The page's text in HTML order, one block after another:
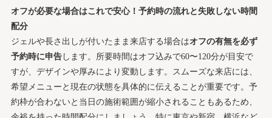
オフが必要な場合はこれで安心！予約時の流れと失敗しない時間
配分
ジェルや長さ出しが付いたまま来店する場合はオフの有無を必ず
予約時に申告します。所要時間はオフ込みで60〜120分が目安で
すが、デザインや厚みにより変動します。スムーズな来店には、
希望メニューと現在の状態を具体的に伝えることが重要です。予
約枠が合わないと当日の施術範囲が縮小されることもあるため、